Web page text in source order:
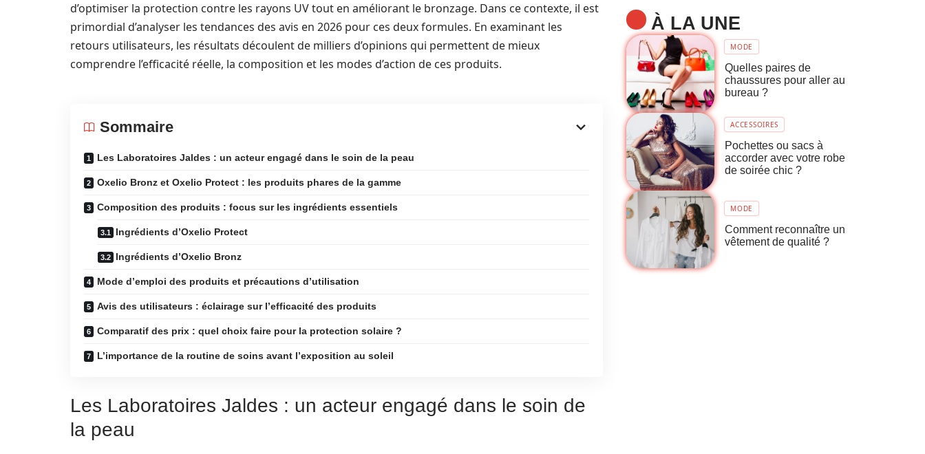
d’optimiser la protection contre les rayons UV tout en améliorant le bronzage. Dans ce contexte, il est
primordial d’analyser les tendances des avis en 2026 pour ces deux formules. En examinant les
retours utilisateurs, les résultats découlent de milliers d’opinions qui permettent de mieux
comprendre l’efficacité réelle, la composition et les modes d’action de ces produits.
Sommaire
Les Laboratoires Jaldes : un acteur engagé dans le soin de la peau
Oxelio Bronz et Oxelio Protect : les produits phares de la gamme
Composition des produits : focus sur les ingrédients essentiels
Ingrédients d’Oxelio Protect
Ingrédients d’Oxelio Bronz
Mode d’emploi des produits et précautions d’utilisation
Avis des utilisateurs : éclairage sur l’efficacité des produits
Comparatif des prix : quel choix faire pour la protection solaire ?
L’importance de la routine de soins avant l’exposition au soleil
Les Laboratoires Jaldes : un acteur engagé dans le soin de
la peau
À LA UNE
MODE
Quelles paires de
chaussures pour aller au
bureau ?
ACCESSOIRES
Pochettes ou sacs à
accorder avec votre robe
de soirée chic ?
MODE
Comment reconnaître un
vêtement de qualité ?